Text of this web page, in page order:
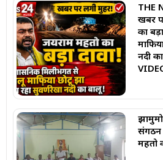
THE
खबर
का
नदी
संगठन
महतो